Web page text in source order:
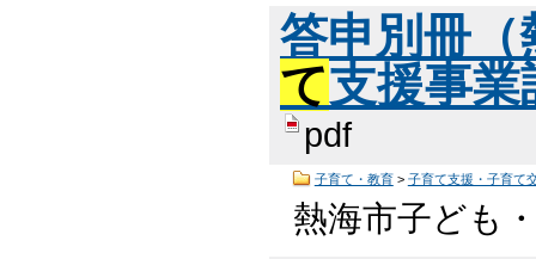
答申別冊（
て支援事業
pdf
子育て・教育> 子育て支援・子育て
熱海市子ども